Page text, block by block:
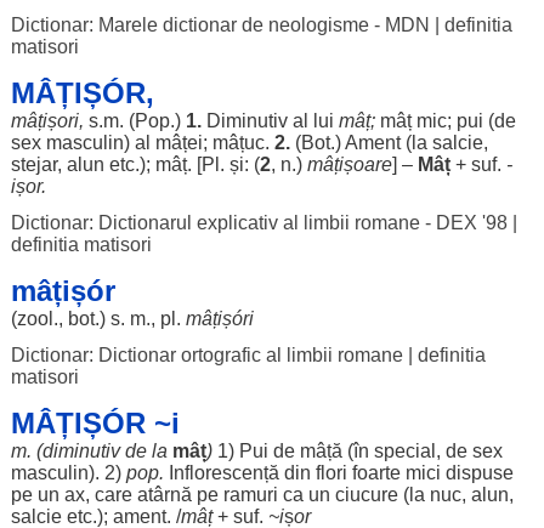
Dictionar: Marele dictionar de neologisme - MDN
definitia
matisori
MÂȚIȘÓR,
mâțișori, s.m. (Pop.) 1. Diminutival lui mâț; mâț mic; pui (de
sex masculin) al mâței; mâțuc. 2.(Bot.)Ament(la salcie,
stejar, alun etc.); mâț. [Pl. și: (2, n.) mâțișoare] – Mâț+ suf. -
ișor.
Dictionar: Dictionarul explicativ al limbii romane - DEX '98|
definitia matisori
mâțișór
(zool., bot.) s. m., pl. mâțișóri
Dictionar: Dictionar ortografic al limbii romane| definitia
matisori
MÂȚIȘÓR ~i
m. (diminutivde la mâț)1) Pui de mâță (în special , de sex
masculin). 2) pop. Inflorescență din flori foarte mici dispuse
pe un ax, care atârnă pe ramuri ca un ciucure(la nuc, alun,
salcieetc.); ament. /mâț + suf. ~ișor